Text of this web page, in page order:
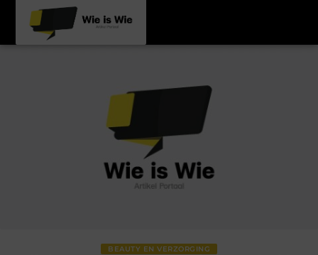
BEAUTY EN VERZORGING